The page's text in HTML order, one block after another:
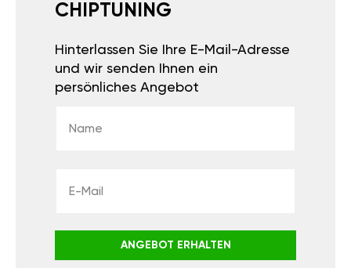
CHIPTUNING
Hinterlassen Sie Ihre E-Mail-Adresse
und wir senden Ihnen ein
persönliches Angebot
ANGEBOT ERHALTEN